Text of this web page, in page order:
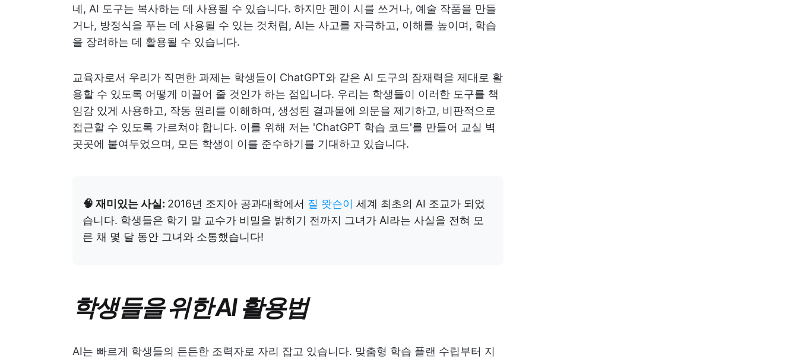
네, AI 도구는 복사하는 데 사용될 수 있습니다. 하지만 펜이 시를 쓰거나, 예술 작품을 만들
거나, 방정식을 푸는 데 사용될 수 있는 것처럼, AI는 사고를 자극하고, 이해를 높이며, 학습
을 장려하는 데 활용될 수 있습니다.
교육자로서 우리가 직면한 과제는 학생들이 ChatGPT와 같은 AI 도구의 잠재력을 제대로 활
용할 수 있도록 어떻게 이끌어 줄 것인가 하는 점입니다. 우리는 학생들이 이러한 도구를 책
임감 있게 사용하고, 작동 원리를 이해하며, 생성된 결과물에 의문을 제기하고, 비판적으로
접근할 수 있도록 가르쳐야 합니다. 이를 위해 저는 'ChatGPT 학습 코드'를 만들어 교실 벽
곳곳에 붙여두었으며, 모든 학생이 이를 준수하기를 기대하고 있습니다.
🧠 재미있는 사실: 2016년 조지아 공과대학에서 질 왓슨이 세계 최초의 AI 조교가 되었
습니다. 학생들은 학기 말 교수가 비밀을 밝히기 전까지 그녀가 AI라는 사실을 전혀 모
른 채 몇 달 동안 그녀와 소통했습니다!
학생들을 위한 AI 활용법
AI는 빠르게 학생들의 든든한 조력자로 자리 잡고 있습니다. 맞춤형 학습 플랜 수립부터 지